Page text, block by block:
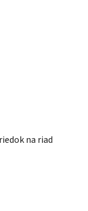
na riad